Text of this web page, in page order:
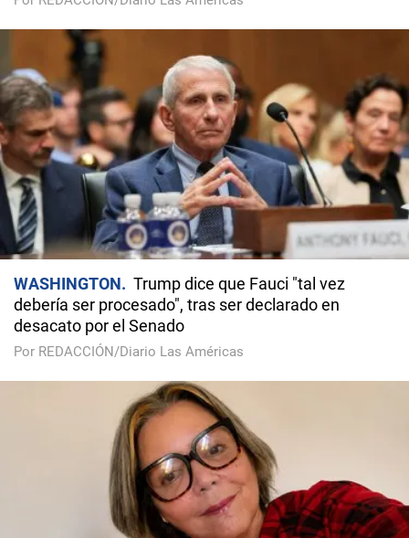
WASHINGTON
Trump dice que Fauci "tal vez
debería ser procesado", tras ser declarado en
desacato por el Senado
Por REDACCIÓN/Diario Las Américas